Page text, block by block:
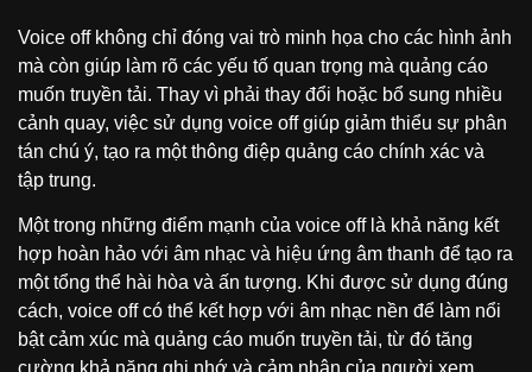
Voice off không chỉ đóng vai trò minh họa cho các hình ảnh
mà còn giúp làm rõ các yếu tố quan trọng mà quảng cáo
muốn truyền tải. Thay vì phải thay đổi hoặc bổ sung nhiều
cảnh quay, việc sử dụng voice off giúp giảm thiểu sự phân
tán chú ý, tạo ra một thông điệp quảng cáo chính xác và
tập trung.
Một trong những điểm mạnh của voice off là khả năng kết
hợp hoàn hảo với âm nhạc và hiệu ứng âm thanh để tạo ra
một tổng thể hài hòa và ấn tượng. Khi được sử dụng đúng
cách, voice off có thể kết hợp với âm nhạc nền để làm nổi
bật cảm xúc mà quảng cáo muốn truyền tải, từ đó tăng